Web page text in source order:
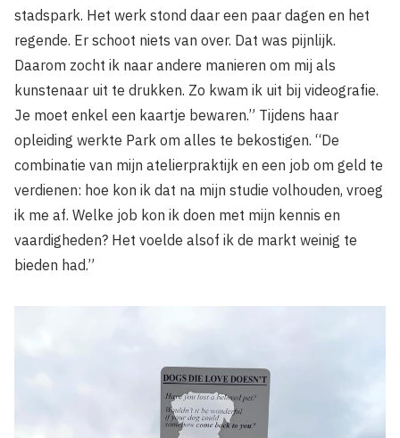
stadspark. Het werk stond daar een paar dagen en het
regende. Er schoot niets van over. Dat was pijnlijk.
Daarom zocht ik naar andere manieren om mij als
kunstenaar uit te drukken. Zo kwam ik uit bij videografie.
Je moet enkel een kaartje bewaren.” Tijdens haar
opleiding werkte Park om alles te bekostigen. “De
combinatie van mijn atelierpraktijk en een job om geld te
verdienen: hoe kon ik dat na mijn studie volhouden, vroeg
ik me af. Welke job kon ik doen met mijn kennis en
vaardigheden? Het voelde alsof ik de markt weinig te
bieden had.”